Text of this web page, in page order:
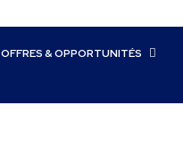
OFFRES & OPPORTUNITÉS